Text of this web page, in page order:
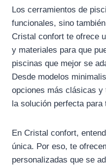
Los cerramientos de
funcionales, sino
Cristal confort te ofrece
y materiales para que
piscinas que mejor se
Desde modelos
opciones más clásicas y
la solución perfecta para
En Cristal confort,
única. Por eso, te
personalizadas que se